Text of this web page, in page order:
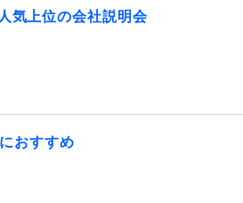
気上位の会社説明会
おすすめ